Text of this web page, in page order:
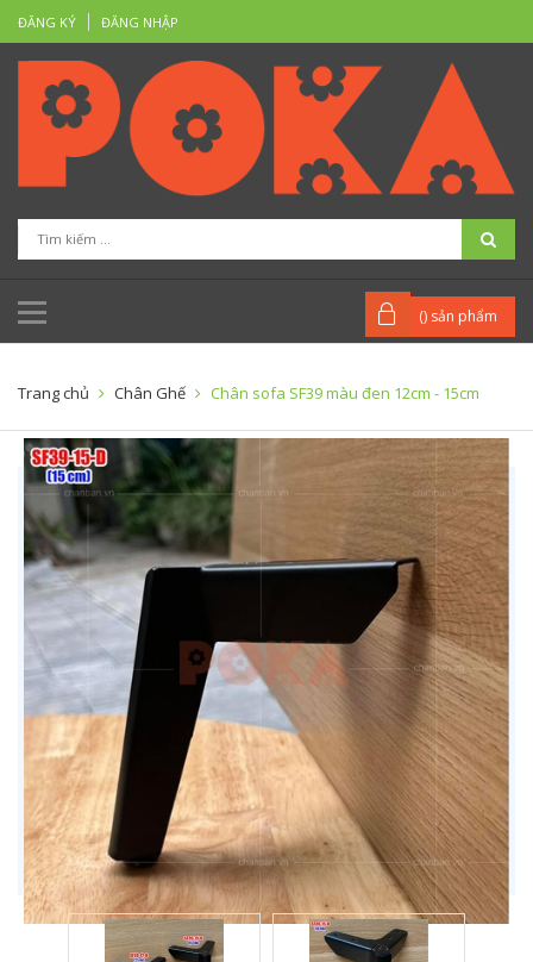
ĐĂNG KÝ ĐĂNG NHẬP
() sản phẩm
Trang chủ Chân Ghế Chân sofa SF39 màu đen 12cm - 15cm